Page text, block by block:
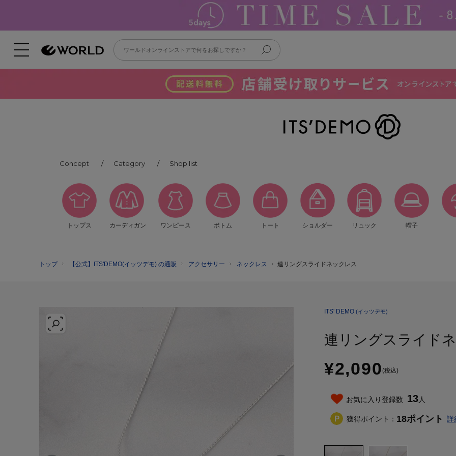
Concept Category Shop list
トップス カーディガン ワンピース ボトム トート ショルダー リュック 帽子
トップ 【公式】ITS'DEMO(イッツデモ) の通販 アクセサリー ネックレス 連リングスライドネックレス
ITS' DEMO (イッツデモ)
連リングスライド
¥2,090(税込)
お気に入り登録数 13人
獲得ポイント： 18ポイント 詳